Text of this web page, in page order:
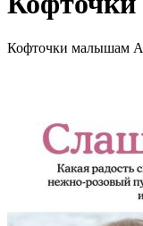
Кофточки малышам